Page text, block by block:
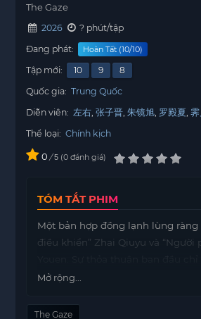
The Gaze
2026
? phút/tập
Đang phát:
Hoàn Tất (10/10)
Tập mới: 10 9
8
Quốc gia: Trung Quốc
Diễn viên: 左右 张子晋 朱镜旭 罗殿夏 霁
Thể loại: Chính kịch
0 / 5 0 đánh giá
TÓM TẮT PHIM
Một bản hợp đồng lạnh lùng ràng
điều khiển” Zhai Qiuyu và “Người
dịch đơn thuần nhưng dần dần
khám. Khi sự thống trị bắt đầu
Mở rộng...
The Gaze